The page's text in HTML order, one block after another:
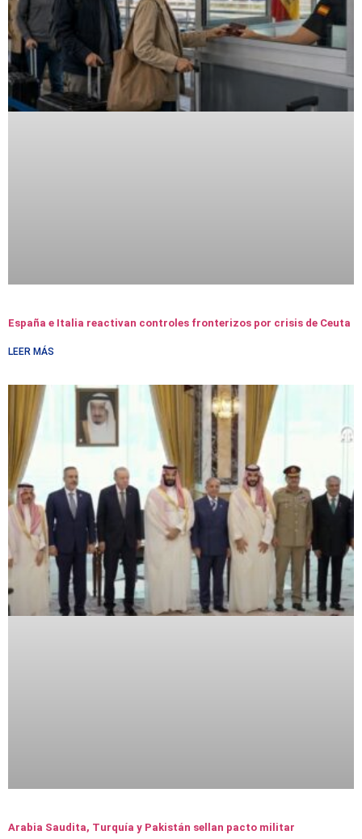
España e Italia reactivan controles fronterizos por crisis de Ceuta
LEER MÁS
Arabia Saudita, Turquía y Pakistán sellan pacto militar